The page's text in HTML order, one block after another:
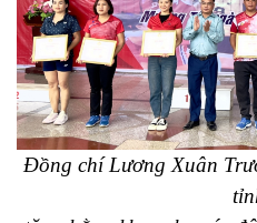
Đồng chí Lương Xuân